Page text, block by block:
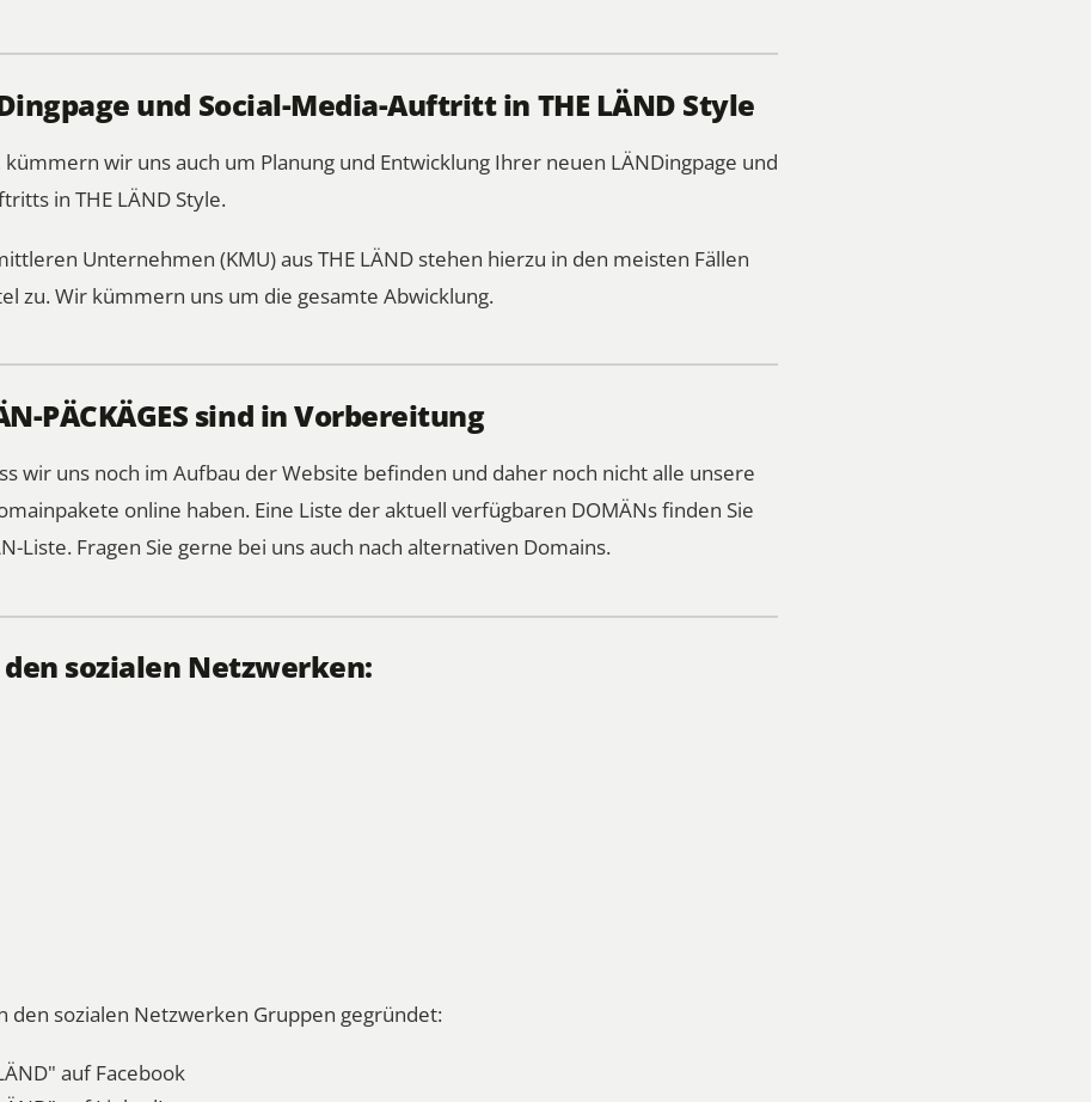
und Social-Media-Auftritt in THE LÄND Style
kümmern wir uns auch um Planung und Entwicklung Ihrer neuen LÄNDingpage und
in THE LÄND Style.
Unternehmen (KMU) aus THE LÄND stehen hierzu in den meisten Fällen
zu. Wir kümmern uns um die gesamte Abwicklung.
PÄCKÄGES sind in Vorbereitung
wir uns noch im Aufbau der Website befinden und daher noch nicht alle unsere
online haben. Eine Liste der aktuell verfügbaren DOMÄNs finden Sie
Liste. Fragen Sie gerne bei uns auch nach alternativen Domains.
den sozialen Netzwerken:
den sozialen Netzwerken Gruppen gegründet:
auf Facebook